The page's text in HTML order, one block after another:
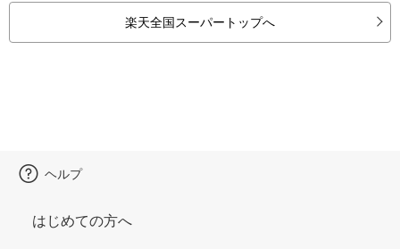
楽天全国スーパートップへ
ヘルプ
はじめての方へ